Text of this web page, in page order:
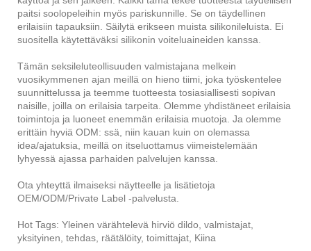
paitsi soolopeleihin myös pariskunnille. Se on täydellinen
erilaisiin tapauksiin. Säilytä erikseen muista silikonileluista. Ei
suositella käytettäväksi silikonin voiteluaineiden kanssa.
Tämän seksileluteollisuuden valmistajana melkein
vuosikymmenen ajan meillä on hieno tiimi, joka työskentelee
suunnittelussa ja teemme tuotteesta tosiasiallisesti sopivan
naisille, joilla on erilaisia ​​tarpeita. Olemme yhdistäneet erilaisia ​​
toimintoja ja luoneet enemmän erilaisia ​​muotoja. Ja olemme
erittäin hyviä ODM: ssä, niin kauan kuin on olemassa
idea/ajatuksia, meillä on itseluottamus viimeistelemään
lyhyessä ajassa parhaiden palvelujen kanssa.
Ota yhteyttä ilmaiseksi näytteelle ja lisätietoja
OEM/ODM/Private Label -palvelusta.
Hot Tags: Yleinen värähtelevä hirviö dildo, valmistajat,
yksityinen, tehdas, räätälöity, toimittajat, Kiina